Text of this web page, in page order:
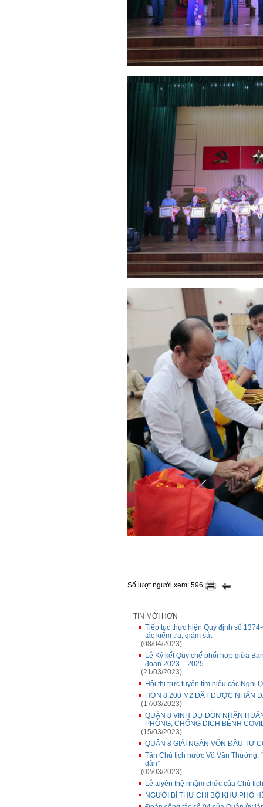
Số lượt người xem: 596
TIN MỚI HƠN
Tiếp tục thực hiện Quy định số
tác kiểm tra, giám sát
(08/04/2023)
Lễ Ký kết Quy chế phối hợp giữa
đoạn 2023 – 2025
(21/03/2023)
Hội thi trực tuyến tìm hiểu các Nghị
HƠN 8.200 M2 ĐẤT ĐƯỢC NHÂN
(17/03/2023)
QUẬN 8 VINH DỰ ĐÓN NHẬN
PHÒNG, CHỐNG DỊCH BỆNH
(15/03/2023)
QUẬN 8 GIẢI NGÂN VỐN ĐẦU TƯ
Tân Chủ tịch nước Võ Văn Thưởng:
dân”
(02/03/2023)
Lễ tuyên thệ nhậm chức của Chủ
NGƯỜI BÍ THƯ CHI BỘ KHU PHỐ